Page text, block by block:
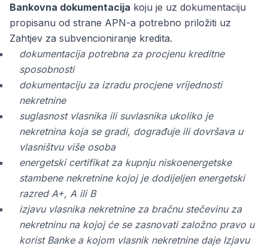
Bankovna dokumentacija koju je uz dokumentaciju
propisanu od strane APN-a potrebno priložiti uz
Zahtjev za subvencioniranje kredita.
dokumentacija potrebna za procjenu kreditne
sposobnosti
dokumentaciju za izradu procjene vrijednosti
nekretnine
suglasnost vlasnika ili suvlasnika ukoliko je
nekretnina koja se gradi, dograđuje ili dovršava u
vlasništvu više osoba
energetski certifikat za kupnju niskoenergetske
stambene nekretnine kojoj je dodijeljen energetski
razred A+, A ili B
izjavu vlasnika nekretnine za bračnu stečevinu za
nekretninu na kojoj će se zasnovati založno pravo u
korist Banke a kojom vlasnik nekretnine daje Izjavu